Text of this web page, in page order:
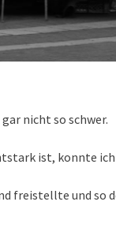
nicht so schwer.
ist, konnte
freistellte und so